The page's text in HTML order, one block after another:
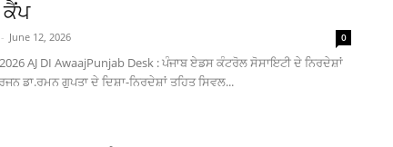
ਕੈਂਪ
- June 12, 2026 0
AJ DI AwaajPunjab Desk : ਪੰਜਾਬ ਏਡਸ ਕੰਟਰੋਲ ਸੋਸਾਇਟੀ ਦੇ ਨਿਰਦੇਸ਼ਾਂ
ਡਾ.ਰਮਨ ਗੁਪਤਾ ਦੇ ਦਿਸ਼ਾ-ਨਿਰਦੇਸ਼ਾਂ ਤਹਿਤ ਸਿਵਲ...